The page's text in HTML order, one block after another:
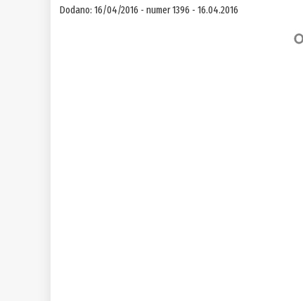
Dodano: 16/04/2016 - numer 1396 - 16.04.2016